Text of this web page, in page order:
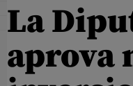
La
aprova